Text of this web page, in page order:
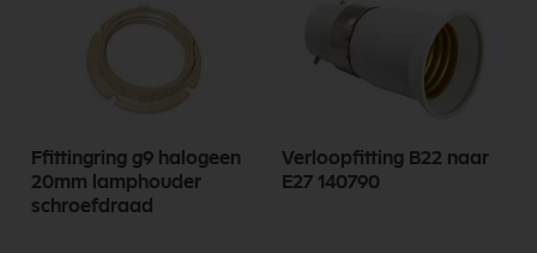
Ffittingring g9 halogeen
20mm lamphouder
schroefdraad
Verloopfitting B22 naar
E27 140790